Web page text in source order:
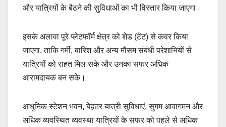
और यात्रियों के बैठने की सुविधाओं का भी विस्तार किया जाएगा।
इसके अलावा पूरे प्लेटफॉर्म क्षेत्र को शेड (टेंट) से कवर किया
जाएगा, ताकि गर्मी, बारिश और अन्य मौसम संबंधी परेशानियों से
यात्रियों को राहत मिल सके और उनका सफर अधिक
आरामदायक बन सके।
आधुनिक स्टेशन भवन, बेहतर यात्री सुविधाएं, सुगम आवागमन और
अधिक व्यवस्थित व्यवस्था यात्रियों के सफर को पहले से अधिक